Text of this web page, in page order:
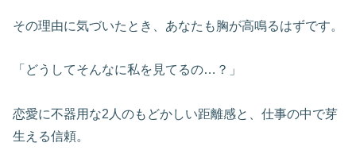
その理由に気づいたとき、あなたも胸が高鳴るはずです。
「どうしてそんなに私を見てるの…？」
恋愛に不器用な2人のもどかしい距離感と、仕事の中で芽
生える信頼。